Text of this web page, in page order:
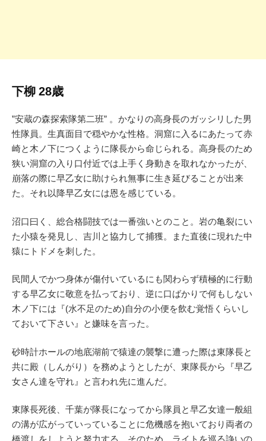
下柳 28歳
”安蔵の森探索隊第二班” 。かなりの高身長のガッシリした男
性隊員。生真面目で穏やかな性格。洞窟に入るにあたって赤
崎と木ノ下につくように隊長から命じられる。高身長のため
狭い洞窟の入り口付近では上手く身動きを取れなかったが、
崩落の際に早乙女に助けられ無事に生き延びることが出来
た。それ以降早乙女には恩を感じている。
沼口曰く、総合格闘技では一番強いとのこと。岩の亀裂にい
た小猿を発見し、吉川と協力して捕獲。また直後に現れた中
猿にトドメを刺した。
民間人でかつ身体が傷付いているにも関わらず積極的に行動
する早乙女に敬意を払っており、逆に口ばかりで何もしない
木ノ下には『(水不足のため)自分の小便を飲む覚悟くらいし
ておいて下さい』と嫌味を言った。
砂時計ホールの地底湖前で猿達の襲撃に遭った際は東隊長と
共に殿（しんがり）を務めようとしたが、東隊長から『早乙
女さん達を守れ』と言われ先に進んだ。
東隊長死後、千葉が隊長になってから隊員と早乙女達一般組
の溝が広がっていっていることに危機感を抱いており両者の